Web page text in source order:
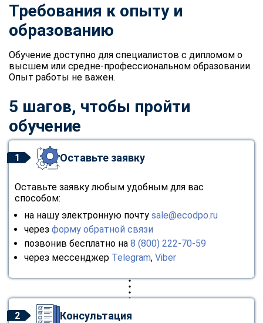
Требования к опыту и
образованию
Обучение доступно для специалистов с дипломом о
высшем или средне-профессиональном образовании.
Опыт работы не важен.
5 шагов, чтобы пройти
обучение
1 Оставьте заявку
Оставьте заявку любым удобным для вас
способом:
на нашу электронную почту sale@ecodpo.ru
через форму обратной связи
позвонив бесплатно на 8 (800) 222-70-59
через мессенджер Telegram, Viber
2 Консультация